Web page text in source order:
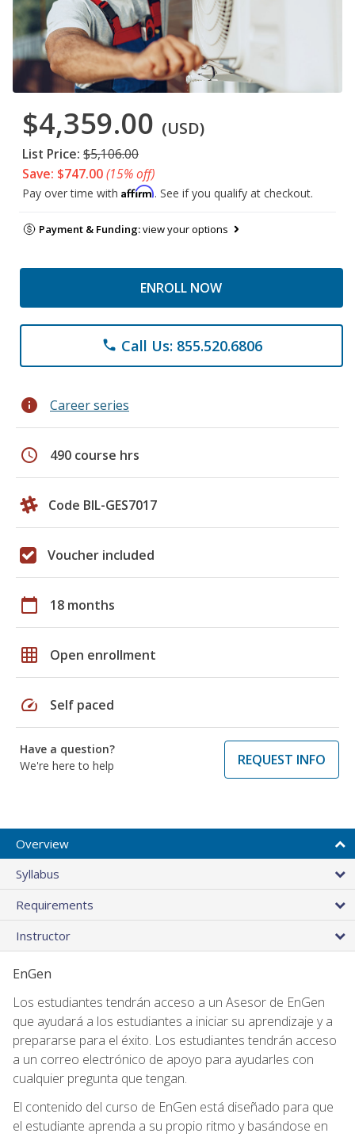
$4,359.00 (USD)
List Price: $5,106.00
Save: $747.00(15% off)
Pay over time with Affirm. See if you qualify at checkout.
Payment & Funding:view your options
ENROLL NOW
phone Call Us: 855.520.6806
info Career series
schedule 490 course hrs
Code BIL-GES7017
Voucher included
calendar_today 18 months
grid_on Open enrollment
speed Self paced
Have a question?
We're here to help
REQUEST INFO
Overview
Syllabus
Requirements
Instructor
EnGen
Los estudiantes tendrán acceso a un Asesor de EnGen
que ayudará a los estudiantes a iniciar su aprendizaje y a
prepararse para el éxito. Los estudiantes tendrán acceso
a un correo electrónico de apoyo para ayudarles con
cualquier pregunta que tengan.
El contenido del curso de EnGen está diseñado para que
el estudiante aprenda a su propio ritmo y basándose en